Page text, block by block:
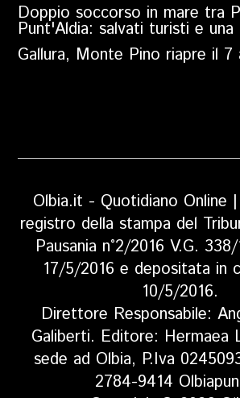
Doppio soccorso in mare tra
Punt'Aldia: salvati turisti e una
Gallura, Monte Pino riapre il 7
Olbia.it - Quotidiano Online
registro della stampa del
Pausania n°2/2016 V.G.
17/5/2016 e depositata in
10/5/2016.
Direttore Responsabile:
Galiberti. Editore: Hermaea
sede ad Olbia, P.Iva
2784-9414